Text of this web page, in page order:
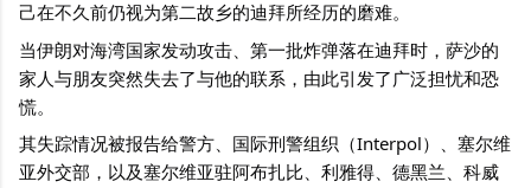
己在不久前仍视为第二故乡的迪拜所经历的磨难。
当伊朗对海湾国家发动攻击、第一批炸弹落在迪拜时，萨沙的
家人与朋友突然失去了与他的联系，由此引发了广泛担忧和恐
慌。
其失踪情况被报告给警方、国际刑警组织（Interpol）、塞尔维
亚外交部，以及塞尔维亚驻阿布扎比、利雅得、德黑兰、科威